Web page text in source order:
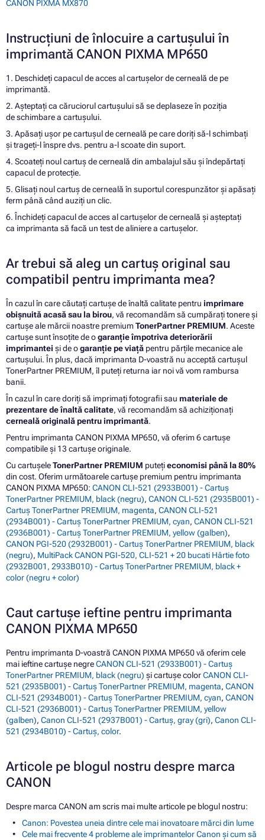
CANON PIXMA MX870
Instrucțiuni de înlocuire a cartușului în
imprimantă CANON PIXMA MP650
1. Deschideți capacul de acces al cartușelor de cerneală de pe
imprimantă.
2. Așteptați ca căruciorul cartușului să se deplaseze în poziția
de schimbare a cartușului.
3. Apăsați ușor pe cartușul de cerneală pe care doriți să-l schimbați
și trageți-l înspre dvs. pentru a-l scoate din suport.
4. Scoateți noul cartuș de cerneală din ambalajul său și îndepărtați
capacul de protecție.
5. Glisați noul cartuș de cerneală în suportul corespunzător și apăsați
ferm până când auziți un clic.
6. Închideți capacul de acces al cartușelor de cerneală și așteptați
ca imprimanta să facă un test de aliniere a cartușelor.
Ar trebui să aleg un cartuș original sau
compatibil pentru imprimanta mea?
În cazul în care căutați cartușe de înaltă calitate pentru imprimare
obișnuită acasă sau la birou, vă recomandăm să cumpărați tonere și
cartușe ale mărcii noastre premiumTonerPartner PREMIUM. Aceste
cartușe sunt însoțite de ogaranție împotriva deteriorării
imprimantei și de ogaranție pe viață pentru părțile mecanice ale
cartușului. În plus, dacă imprimanta D-voastră nu acceptă cartușul
TonerPartner PREMIUM, îl puteți returna iar noi vă vom rambursa
banii.
În cazul în care doriți să imprimați fotografii sau materiale de
prezentare de înaltă calitate, vă recomandăm să achiziționați
cerneală originală pentru imprimantă.
Pentru imprimanta CANON PIXMA MP650, vă oferim 6 cartușe
compatibile și 13 cartușe originale.
Cu cartușeleTonerPartner PREMIUM putețieconomisi până la 80%
din cost. Oferim următoarele cartușe premium pentru imprimanta
CANON PIXMA MP650: CANON CLI-521 (2933B001) - Cartuș
TonerPartner PREMIUM, black (negru), CANON CLI-521 (2935B001) -
Cartuș TonerPartner PREMIUM, magenta, CANON CLI-521
(2934B001) - Cartuș TonerPartner PREMIUM, cyan, CANON CLI-521
(2936B001) - Cartuș TonerPartner PREMIUM, yellow (galben),
CANON PGI-520 (2932B001) - Cartuș TonerPartner PREMIUM, black
(negru), MultiPack CANON PGI-520, CLI-521 + 20 bucati Hârtie foto
(2932B001, 2933B010) - Cartuș TonerPartner PREMIUM, black +
color (negru + color)
Caut cartușe ieftine pentru imprimanta
CANON PIXMA MP650
Pentru imprimanta D-voastră CANON PIXMA MP650 vă oferim cele
mai ieftine cartușe negreCANON CLI-521 (2933B001) - Cartuș
TonerPartner PREMIUM, black (negru) și cartușe colorCANON CLI-
521 (2935B001) - Cartuș TonerPartner PREMIUM, magenta, CANON
CLI-521 (2934B001) - Cartuș TonerPartner PREMIUM, cyan, CANON
CLI-521 (2936B001) - Cartuș TonerPartner PREMIUM, yellow
(galben), Canon CLI-521 (2937B001) - Cartuș, gray (gri), Canon CLI-
521 (2934B010) - Cartuș, color.
Articole pe blogul nostru despre marca
CANON
Despre marca CANON am scris mai multe articole pe blogul nostru:
Canon: Povestea uneia dintre cele mai inovatoare mărci din lume
Cele mai frecvente 4 probleme ale imprimantelor Canon și cum să